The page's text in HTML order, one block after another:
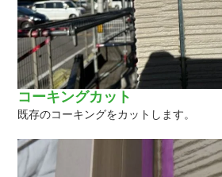
コーキングカット
既存のコーキングをカットします。